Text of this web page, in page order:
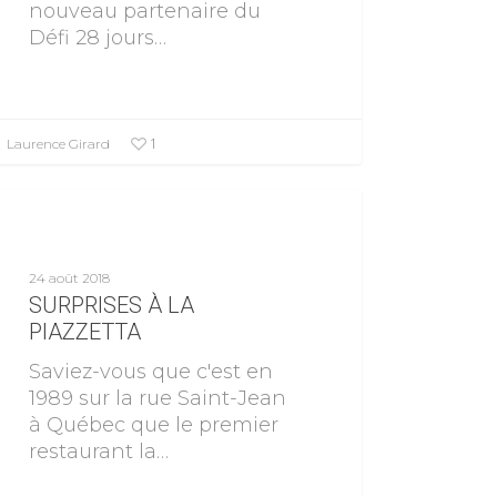
nouveau partenaire du
Défi 28 jours…
Laurence Girard 1
24 août 2018
SURPRISES À LA
PIAZZETTA
Saviez-vous que c'est en
1989 sur la rue Saint-Jean
à Québec que le premier
restaurant la…